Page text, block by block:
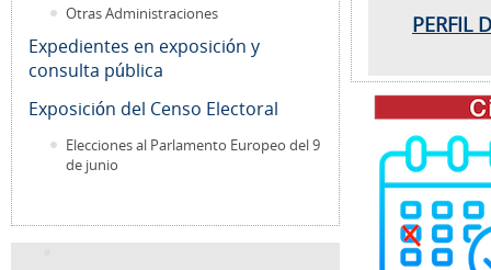
Otras Administraciones
Expedientes en exposición y
consulta pública
Exposición del Censo Electoral
Elecciones al Parlamento Europeo del 9
de junio
PERFIL